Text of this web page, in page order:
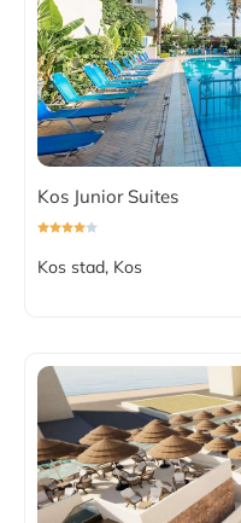
Kos Junior Suites
Kos stad, Kos